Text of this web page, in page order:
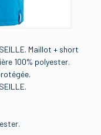
Maillot + short
100% polyester.